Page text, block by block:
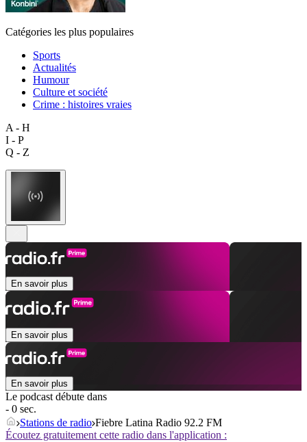
Catégories les plus populaires
Sports
Actualités
Humour
Culture et société
Crime : histoires vraies
A - H
I - P
Q - Z
En savoir plus
En savoir plus
En savoir plus
Le podcast débute dans
- 0 sec.
Stations de radio Fiebre Latina Radio 92.2 FM
Écoutez gratuitement cette radio dans l'application :